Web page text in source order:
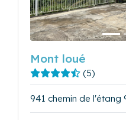
Mont loué
(5)
941 chemin de l'étang